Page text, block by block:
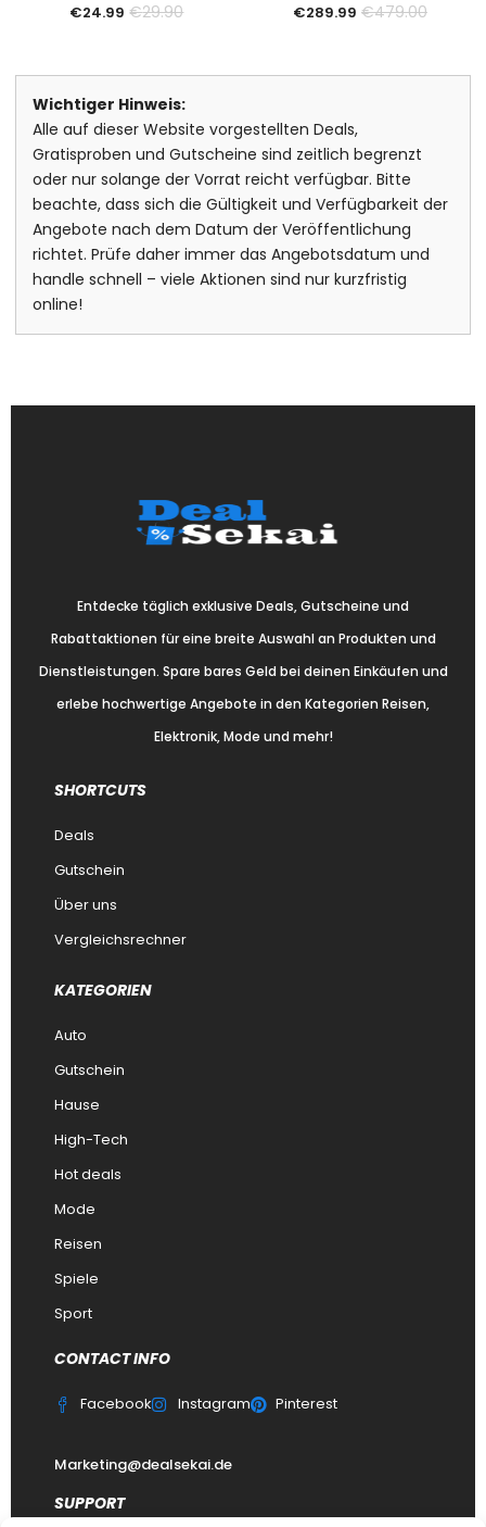
€24.99 €29.90 €289.99 €479.00
Wichtiger Hinweis:
Alle auf dieser Website vorgestellten Deals,
Gratisproben und Gutscheine sind zeitlich begrenzt
oder nur solange der Vorrat reicht verfügbar. Bitte
beachte, dass sich die Gültigkeit und Verfügbarkeit der
Angebote nach dem Datum der Veröffentlichung
richtet. Prüfe daher immer das Angebotsdatum und
handle schnell – viele Aktionen sind nur kurzfristig
online!
Entdecke täglich exklusive Deals, Gutscheine und
Rabattaktionen für eine breite Auswahl an Produkten und
Dienstleistungen. Spare bares Geld bei deinen Einkäufen und
erlebe hochwertige Angebote in den Kategorien Reisen,
Elektronik, Mode und mehr!
SHORTCUTS
Deals
Gutschein
Über uns
Vergleichsrechner
KATEGORIEN
Auto
Gutschein
Hause
High-Tech
Hot deals
Mode
Reisen
Spiele
Sport
CONTACT INFO
Facebook Instagram Pinterest
Marketing@dealsekai.de
SUPPORT